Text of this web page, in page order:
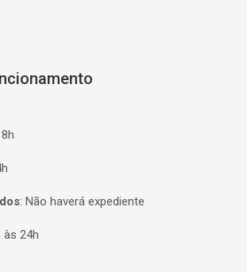
: Não haverá expediente
às 24h